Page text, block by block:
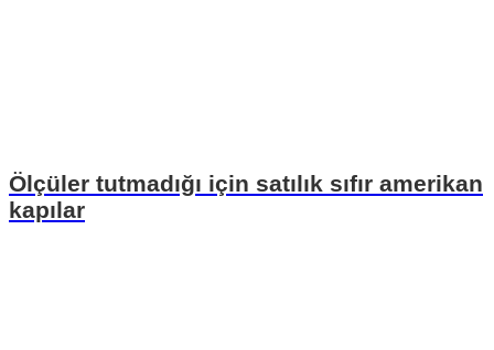
Ölçüler tutmadığı için satılık sıfır amerikan
kapılar